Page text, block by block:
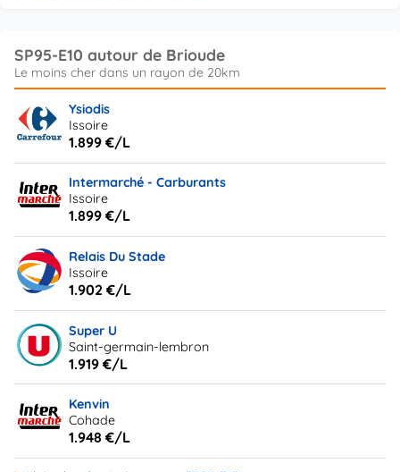
SP95-E10 autour de Brioude
Ysiodis
Issoire
1.899 €/L
Intermarché - Carburants
Issoire
1.899 €/L
Relais Du Stade
Issoire
1.902 €/L
Super U
Saint-germain-lembron
1.919 €/L
Kenvin
Cohade
1.948 €/L